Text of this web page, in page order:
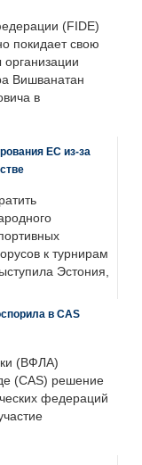
(FIDE)
покидает свою
организации
Вишванатан
в
ЕС из-за
к турнирам
Эстония,
в CAS
(ВФЛА)
(CAS) решение
федераций